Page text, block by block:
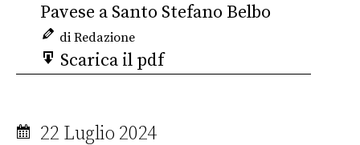
Pavese a Santo Stefano Belbo
di Redazione
Scarica il pdf
22 Luglio 2024